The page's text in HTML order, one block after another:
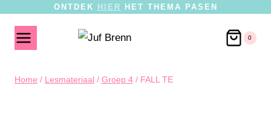
ONTDEK HIER HET THEMA PASEN
0
Home / Lesmateriaal / Groep 4 / FALL TE